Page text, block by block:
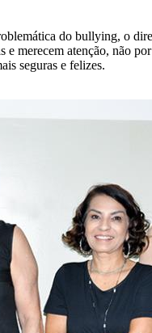
do bullying, o
merecem atenção, não
seguras e felizes.